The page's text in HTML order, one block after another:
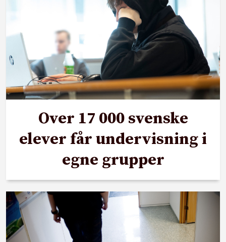
Over 17 000 svenske
elever får undervisning i
egne grupper